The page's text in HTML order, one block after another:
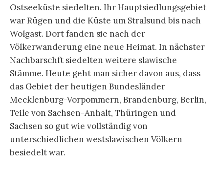
Ostseeküste siedelten. Ihr Hauptsiedlungsgebiet
war Rügen und die Küste um Stralsund bis nach
Wolgast. Dort fanden sie nach der
Völkerwanderung eine neue Heimat. In nächster
Nachbarschft siedelten weitere slawische
Stämme. Heute geht man sicher davon aus, dass
das Gebiet der heutigen Bundesländer
Mecklenburg-Vorpommern, Brandenburg, Berlin,
Teile von Sachsen-Anhalt, Thüringen und
Sachsen so gut wie vollständig von
unterschiedlichen westslawischen Völkern
besiedelt war.